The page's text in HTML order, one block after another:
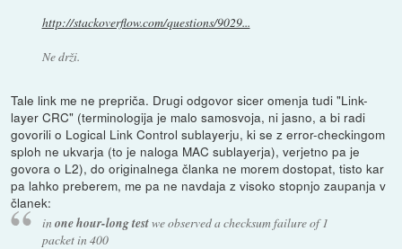
http://stackoverflow.com/questions/9029...
Ne drži.
Tale link me ne prepriča. Drugi odgovor sicer omenja tudi "Link-
layer CRC" (terminologija je malo samosvoja, ni jasno, a bi radi
govorili o Logical Link Control sublayerju, ki se z error-checkingom
sploh ne ukvarja (to je naloga MAC sublayerja), verjetno pa je
govora o L2), do originalnega članka ne morem dostopat, tisto kar
pa lahko preberem, me pa ne navdaja z visoko stopnjo zaupanja v
članek:
in one hour-long testwe observed a checksum failure of 1
packet in 400